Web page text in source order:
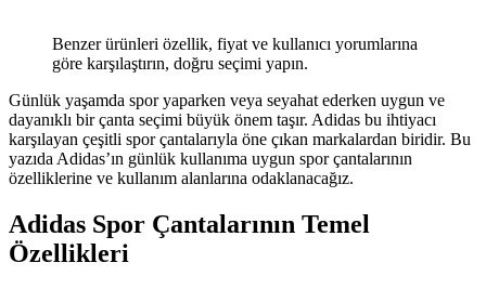
Benzer ürünleri özellik, fiyat ve kullanıcı yorumlarına
göre karşılaştırın, doğru seçimi yapın.
Günlük yaşamda spor yaparken veya seyahat ederken uygun ve
dayanıklı bir çanta seçimi büyük önem taşır. Adidas bu ihtiyacı
karşılayan çeşitli spor çantalarıyla öne çıkan markalardan biridir. Bu
yazıda Adidas’ın günlük kullanıma uygun spor çantalarının
özelliklerine ve kullanım alanlarına odaklanacağız.
Adidas Spor Çantalarının Temel
Özellikleri